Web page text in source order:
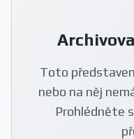
Toto
nebo na něj
Prohlédněte